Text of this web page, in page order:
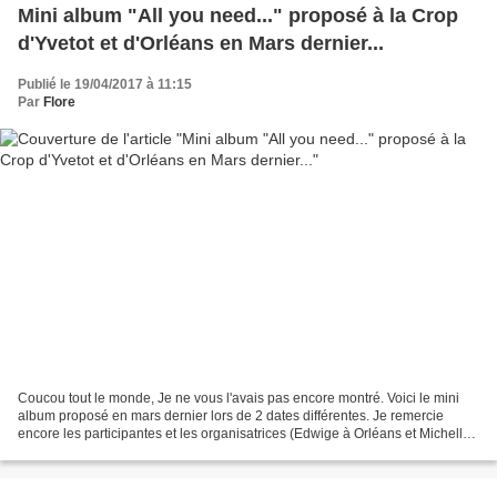
Mini album "All you need..." proposé à la Crop
d'Yvetot et d'Orléans en Mars dernier...
Publié le 19/04/2017 à 11:15
Par Flore
Coucou tout le monde, Je ne vous l'avais pas encore montré. Voici le mini
album proposé en mars dernier lors de 2 dates différentes. Je remercie
encore les participantes et les organisatrices (Edwige à Orléans et Michelle